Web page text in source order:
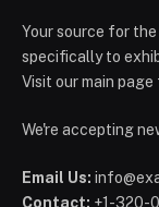
Your source for
specifically to
Visit our main page
We're accepting
Email Us:
Contact: +1-320-